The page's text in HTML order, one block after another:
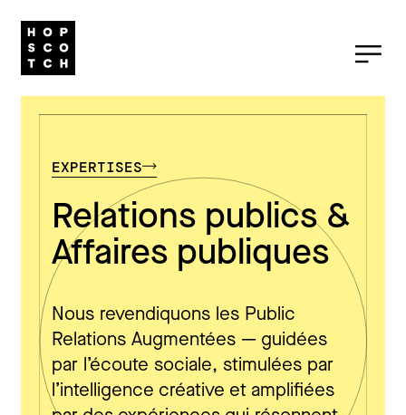
EXPERTISES
Relations publics &
Affaires publiques
Nous revendiquons les Public
Relations Augmentées — guidées
par l’écoute sociale, stimulées par
l’intelligence créative et amplifiées